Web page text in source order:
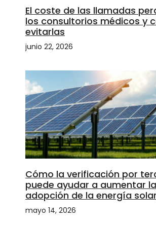
El coste de las llamadas
los consultorios médicos y
evitarlas
junio 22, 2026
Cómo la verificación por
puede ayudar a aumentar la
adopción de la energía solar
mayo 14, 2026